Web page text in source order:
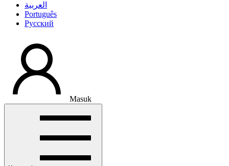
العربية
Português
Pусский
Masuk